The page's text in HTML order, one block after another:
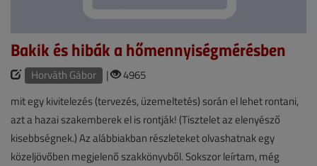
Bakik és hibák a hőmennyiségmérésben
Horváth Gábor |
4965
mit egy kivitelezés (tervezés, üzemeltetés) során el lehet rontani,
azt a hazai szakemberek el is rontják! (Tisztelet az elenyésző
kisebbségnek.) Az alábbiakban részleteket olvashatnak egy
közeljövőben megjelenő szakkönyvből. Sokszor leírtam, még